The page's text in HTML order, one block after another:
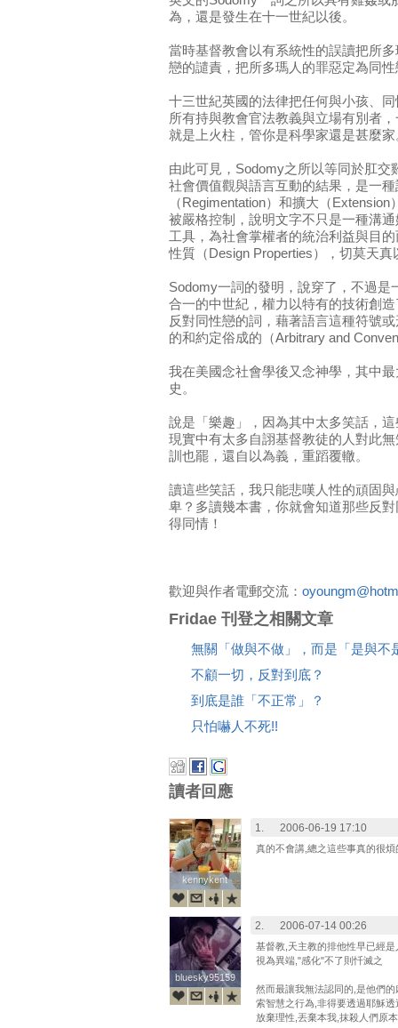
為，還是發生在十一世紀以後。
當時基督教會以有系統性的誤讀把所
戀的譴責，把所多瑪人的罪惡定為同性
十三世紀英國的法律把任何與小孩、
所有持與教會官法教義與立場有別者
就是上火柱，管你是科學家還是甚麼家
由此可見，Sodomy之所以等同於肛交
社會價值觀與語言互動的結果，是一
（Regimentation）和擴大（
被嚴格控制，說明文字不只是一種溝
工具，為社會掌權者的統治利益與目
性質（Design Properties），切莫天
Sodomy一詞的發明，說穿了，不過是
合一的中世紀，權力以特有的技術創
反對同性戀的詞，藉著語言這種符號
的和約定俗成的（Arbitrary and
我在美國念社會學後又念神學，其中
史。
說是「樂趣」，因為其中太多笑話，
現實中有太多自詡基督教徒的人對此
訓也罷，還自以為義，重蹈覆轍。
讀這些笑話，我只能悲嘆人性的頑固
卑？多讀幾本書，你就會知道那些反
得同情！
歡迎與作者電郵交流：
Fridae 刊登之相關文章
無關「做與不做」，而是「是與不
不顧一切，反對到底？
到底是誰「不正常」？
只怕嚇人不死!!
讀者回應
kennykent
kennykent
1. 2006-06-19 17:10
真的不會講,總之這些事真的很煩
bluesky95159
bluesky95159
2. 2006-07-14 00:26
基督教,天主教的排他性早已經
視為異端,"感化"不了則忏滅之
然而最讓我無法認同的,是他們
索智慧之行為,非得要透過耶穌
放棄理性,丟棄本我,抹殺人們原